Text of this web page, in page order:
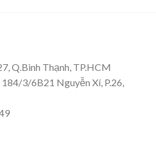
Q.Bình Thạnh, TP.HCM
184/3/6B21 Nguyễn Xí, P.26,